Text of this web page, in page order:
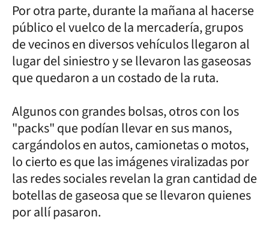
Por otra parte, durante la mañana al hacerse
público el vuelco de la mercadería, grupos
de vecinos en diversos vehículos llegaron al
lugar del siniestro y se llevaron las gaseosas
que quedaron a un costado de la ruta.
Algunos con grandes bolsas, otros con los
"packs" que podían llevar en sus manos,
cargándolos en autos, camionetas o motos,
lo cierto es que las imágenes viralizadas por
las redes sociales revelan la gran cantidad de
botellas de gaseosa que se llevaron quienes
por allí pasaron.